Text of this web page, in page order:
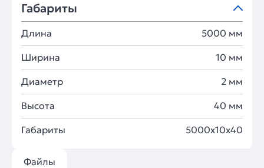
Габариты
Длина 5000 мм
Ширина 10 мм
Диаметр 2 мм
Высота 40 мм
Габариты 5000x10x40
Файлы